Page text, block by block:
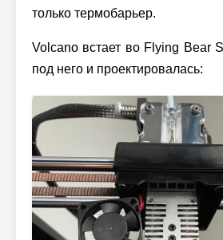
только термобарьер.
Volcano встает во Flying Bear
под него и проектировалась: